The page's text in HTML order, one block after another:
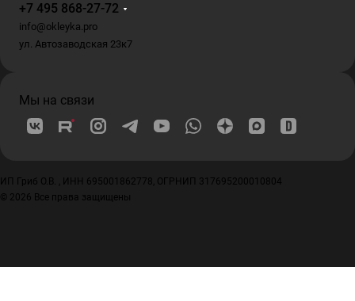
+7 495 868-27-72
info@okleyka.pro
ул. Автозаводская 23к7
Мы на связи
ИП Гриб О.В. , ИНН 695001862778, ОГРНИП 317695200010804
© 2026 Все права защищены